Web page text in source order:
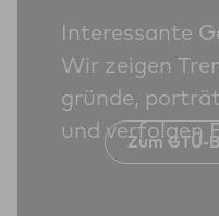
Interessante
Wir zeigen
gründe,
und ver­folgen
Zum GTÜ-